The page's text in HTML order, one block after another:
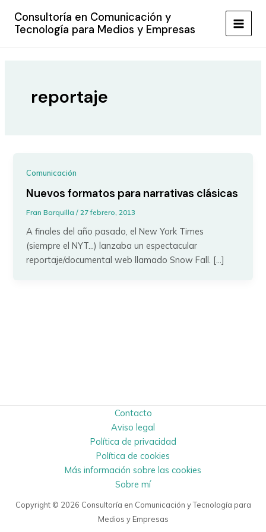
contenido
Consultoría en Comunicación y
Tecnología para Medios y Empresas
MAIN
reportaje
Comunicación
Nuevos formatos para narrativas clásicas
Fran Barquilla/27 febrero, 2013
A finales del año pasado, el New York Times
(siempre el NYT…) lanzaba un espectacular
reportaje/documental web llamado Snow Fall. […]
Contacto
Aviso legal
Política de privacidad
Política de cookies
Más información sobre las cookies
Sobre mí
Copyright © 2026 Consultoría en Comunicación y Tecnología para
Medios y Empresas